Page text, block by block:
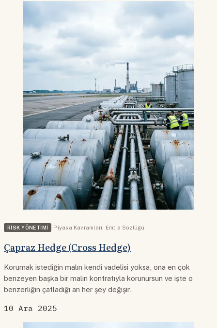
RISK YÖNETIMI Piyasa Kavramları Emtia Sözlüğü
Çapraz Hedge (Cross Hedge)
Korumak istediğin malın kendi vadelisi yoksa, ona en çok
benzeyen başka bir malın kontratıyla korunursun ve işte o
benzerliğin çatladığı an her şey değişir.
10 Ara 2025